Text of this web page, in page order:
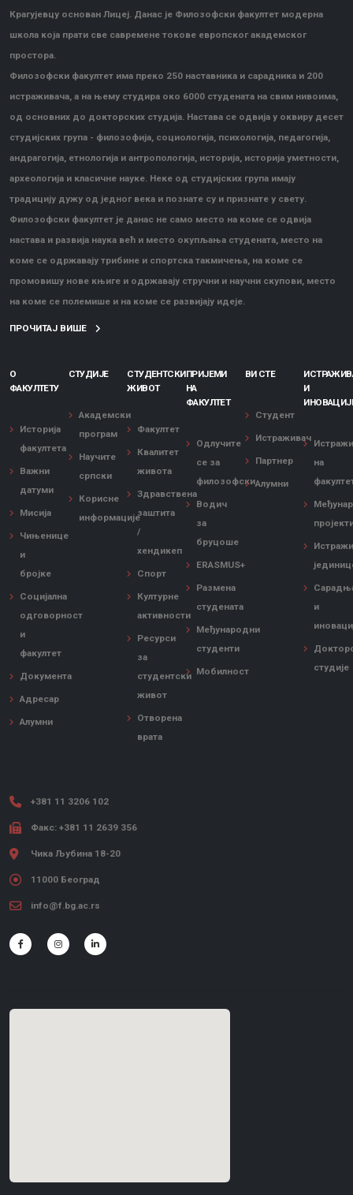
Крагујевцу основан Лицеј. Данас је Филозофски факултет модерна
школа која прати све савремене токове европског академског
простора.
Филозофски факултет има преко 250 наставника и сарадника и 200
истраживача, а на њему студира око 6000 студената на свим нивоима,
од основних до докторских студија. Настава се одвија у оквиру десет
студијских група - филозофија, социологија, психологија, педагогија,
андрагогија, етнологија и антропологија, историја, историја уметности,
археологија и класичне науке. Неке од студијских група имају
традицију дужу од једног века и познате су и признате у свету.
Филозофски факултет је данас не само место на коме се одвија
настава и развија наука већ и место окупљања студената, место на
коме се одржавају трибине и спортска такмичења, на коме се
промовишу нове књиге и одржавају стручни и научни скупови, место
на коме се полемише и на коме се развијају идеје.
ПРОЧИТАЈ ВИШЕ
О
ФАКУЛТЕТУ
Историја
факултета
Важни
датуми
Мисија
Чињенице
и
бројке
Социјална
одговорност
и
факултет
Документа
Адресар
Алумни
СТУДИЈЕ
Академски
програм
Научите
српски
Корисне
информације
СТУДЕНТСКИ
ЖИВОТ
Факултет
Квалитет
живота
Здравствена
заштита
/
хендикеп
Спорт
Културне
активности
Ресурси
за
студентски
живот
Отворена
врата
ПРИЈЕМИ
НА
ФАКУЛТЕТ
Одлучите
се за
филозофски
Водич
за
бруцоше
ERASMUS+
Размена
студената
Међународни
студенти
Мобилност
ВИ СТЕ
Студент
Истраживач
Партнер
Алумни
И
на
и
студије
+381 11 3206 102
Факс: +381 11 2639 356
Чика Љубина 18-20
11000 Београд
info@f.bg.ac.rs